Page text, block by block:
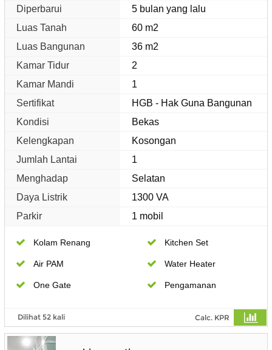
Diperbarui
5 bulan yang lalu
Luas Tanah
60 m2
Luas Bangunan
36 m2
Kamar Tidur
2
Kamar Mandi
1
Sertifikat
HGB - Hak Guna Bangunan
Kondisi
Bekas
Kelengkapan
Kosongan
Jumlah Lantai
1
Menghadap
Selatan
Daya Listrik
1300 VA
Parkir
1 mobil
Kolam Renang Kitchen Set
Air PAM Water Heater
One Gate Pengamanan
Dilihat 52 kali Calc. KPR